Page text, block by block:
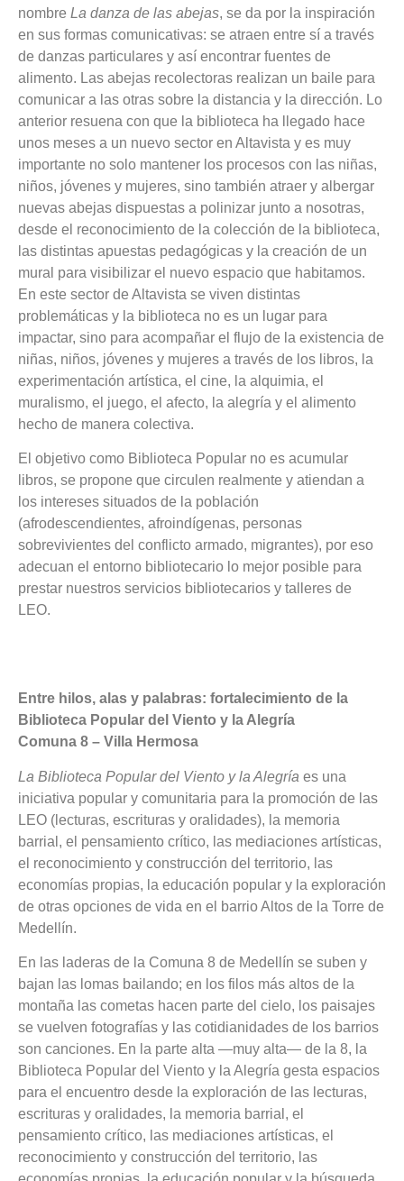
nombre La danza de las abejas, se da por la inspiración
en sus formas comunicativas: se atraen entre sí a través
de danzas particulares y así encontrar fuentes de
alimento. Las abejas recolectoras realizan un baile para
comunicar a las otras sobre la distancia y la dirección. Lo
anterior resuena con que la biblioteca ha llegado hace
unos meses a un nuevo sector en Altavista y es muy
importante no solo mantener los procesos con las niñas,
niños, jóvenes y mujeres, sino también atraer y albergar
nuevas abejas dispuestas a polinizar junto a nosotras,
desde el reconocimiento de la colección de la biblioteca,
las distintas apuestas pedagógicas y la creación de un
mural para visibilizar el nuevo espacio que habitamos.
En este sector de Altavista se viven distintas
problemáticas y la biblioteca no es un lugar para
impactar, sino para acompañar el flujo de la existencia de
niñas, niños, jóvenes y mujeres a través de los libros, la
experimentación artística, el cine, la alquimia, el
muralismo, el juego, el afecto, la alegría y el alimento
hecho de manera colectiva.
El objetivo como Biblioteca Popular no es acumular
libros, se propone que circulen realmente y atiendan a
los intereses situados de la población
(afrodescendientes, afroindígenas, personas
sobrevivientes del conflicto armado, migrantes), por eso
adecuan el entorno bibliotecario lo mejor posible para
prestar nuestros servicios bibliotecarios y talleres de
LEO.
Entre hilos, alas y palabras: fortalecimiento de la
Biblioteca Popular del Viento y la Alegría
Comuna 8 – Villa Hermosa
La Biblioteca Popular del Viento y la Alegría es una
iniciativa popular y comunitaria para la promoción de las
LEO (lecturas, escrituras y oralidades), la memoria
barrial, el pensamiento crítico, las mediaciones artísticas,
el reconocimiento y construcción del territorio, las
economías propias, la educación popular y la exploración
de otras opciones de vida en el barrio Altos de la Torre de
Medellín.
En las laderas de la Comuna 8 de Medellín se suben y
bajan las lomas bailando; en los filos más altos de la
montaña las cometas hacen parte del cielo, los paisajes
se vuelven fotografías y las cotidianidades de los barrios
son canciones. En la parte alta —muy alta— de la 8, la
Biblioteca Popular del Viento y la Alegría gesta espacios
para el encuentro desde la exploración de las lecturas,
escrituras y oralidades, la memoria barrial, el
pensamiento crítico, las mediaciones artísticas, el
reconocimiento y construcción del territorio, las